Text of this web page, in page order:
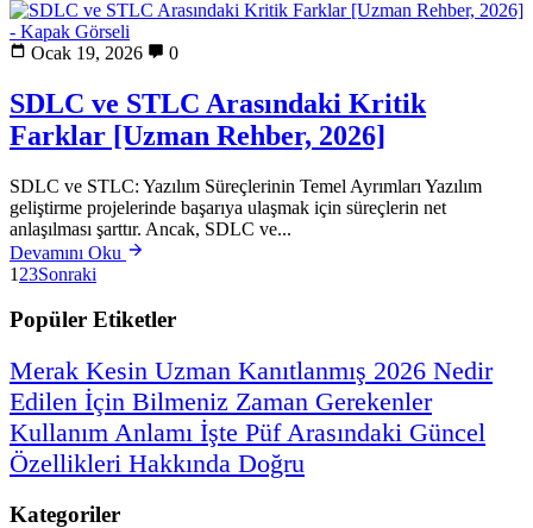
Ocak 19, 2026 0
SDLC ve STLC Arasındaki Kritik
Farklar [Uzman Rehber, 2026]
SDLC ve STLC: Yazılım Süreçlerinin Temel Ayrımları Yazılım
geliştirme projelerinde başarıya ulaşmak için süreçlerin net
anlaşılması şarttır. Ancak, SDLC ve...
Devamını Oku
1 23Sonraki
Popüler Etiketler
Merak Kesin Uzman Kanıtlanmış 2026 Nedir
Edilen İçin Bilmeniz Zaman Gerekenler
Kullanım Anlamı İşte Püf Arasındaki Güncel
Özellikleri Hakkında Doğru
Kategoriler